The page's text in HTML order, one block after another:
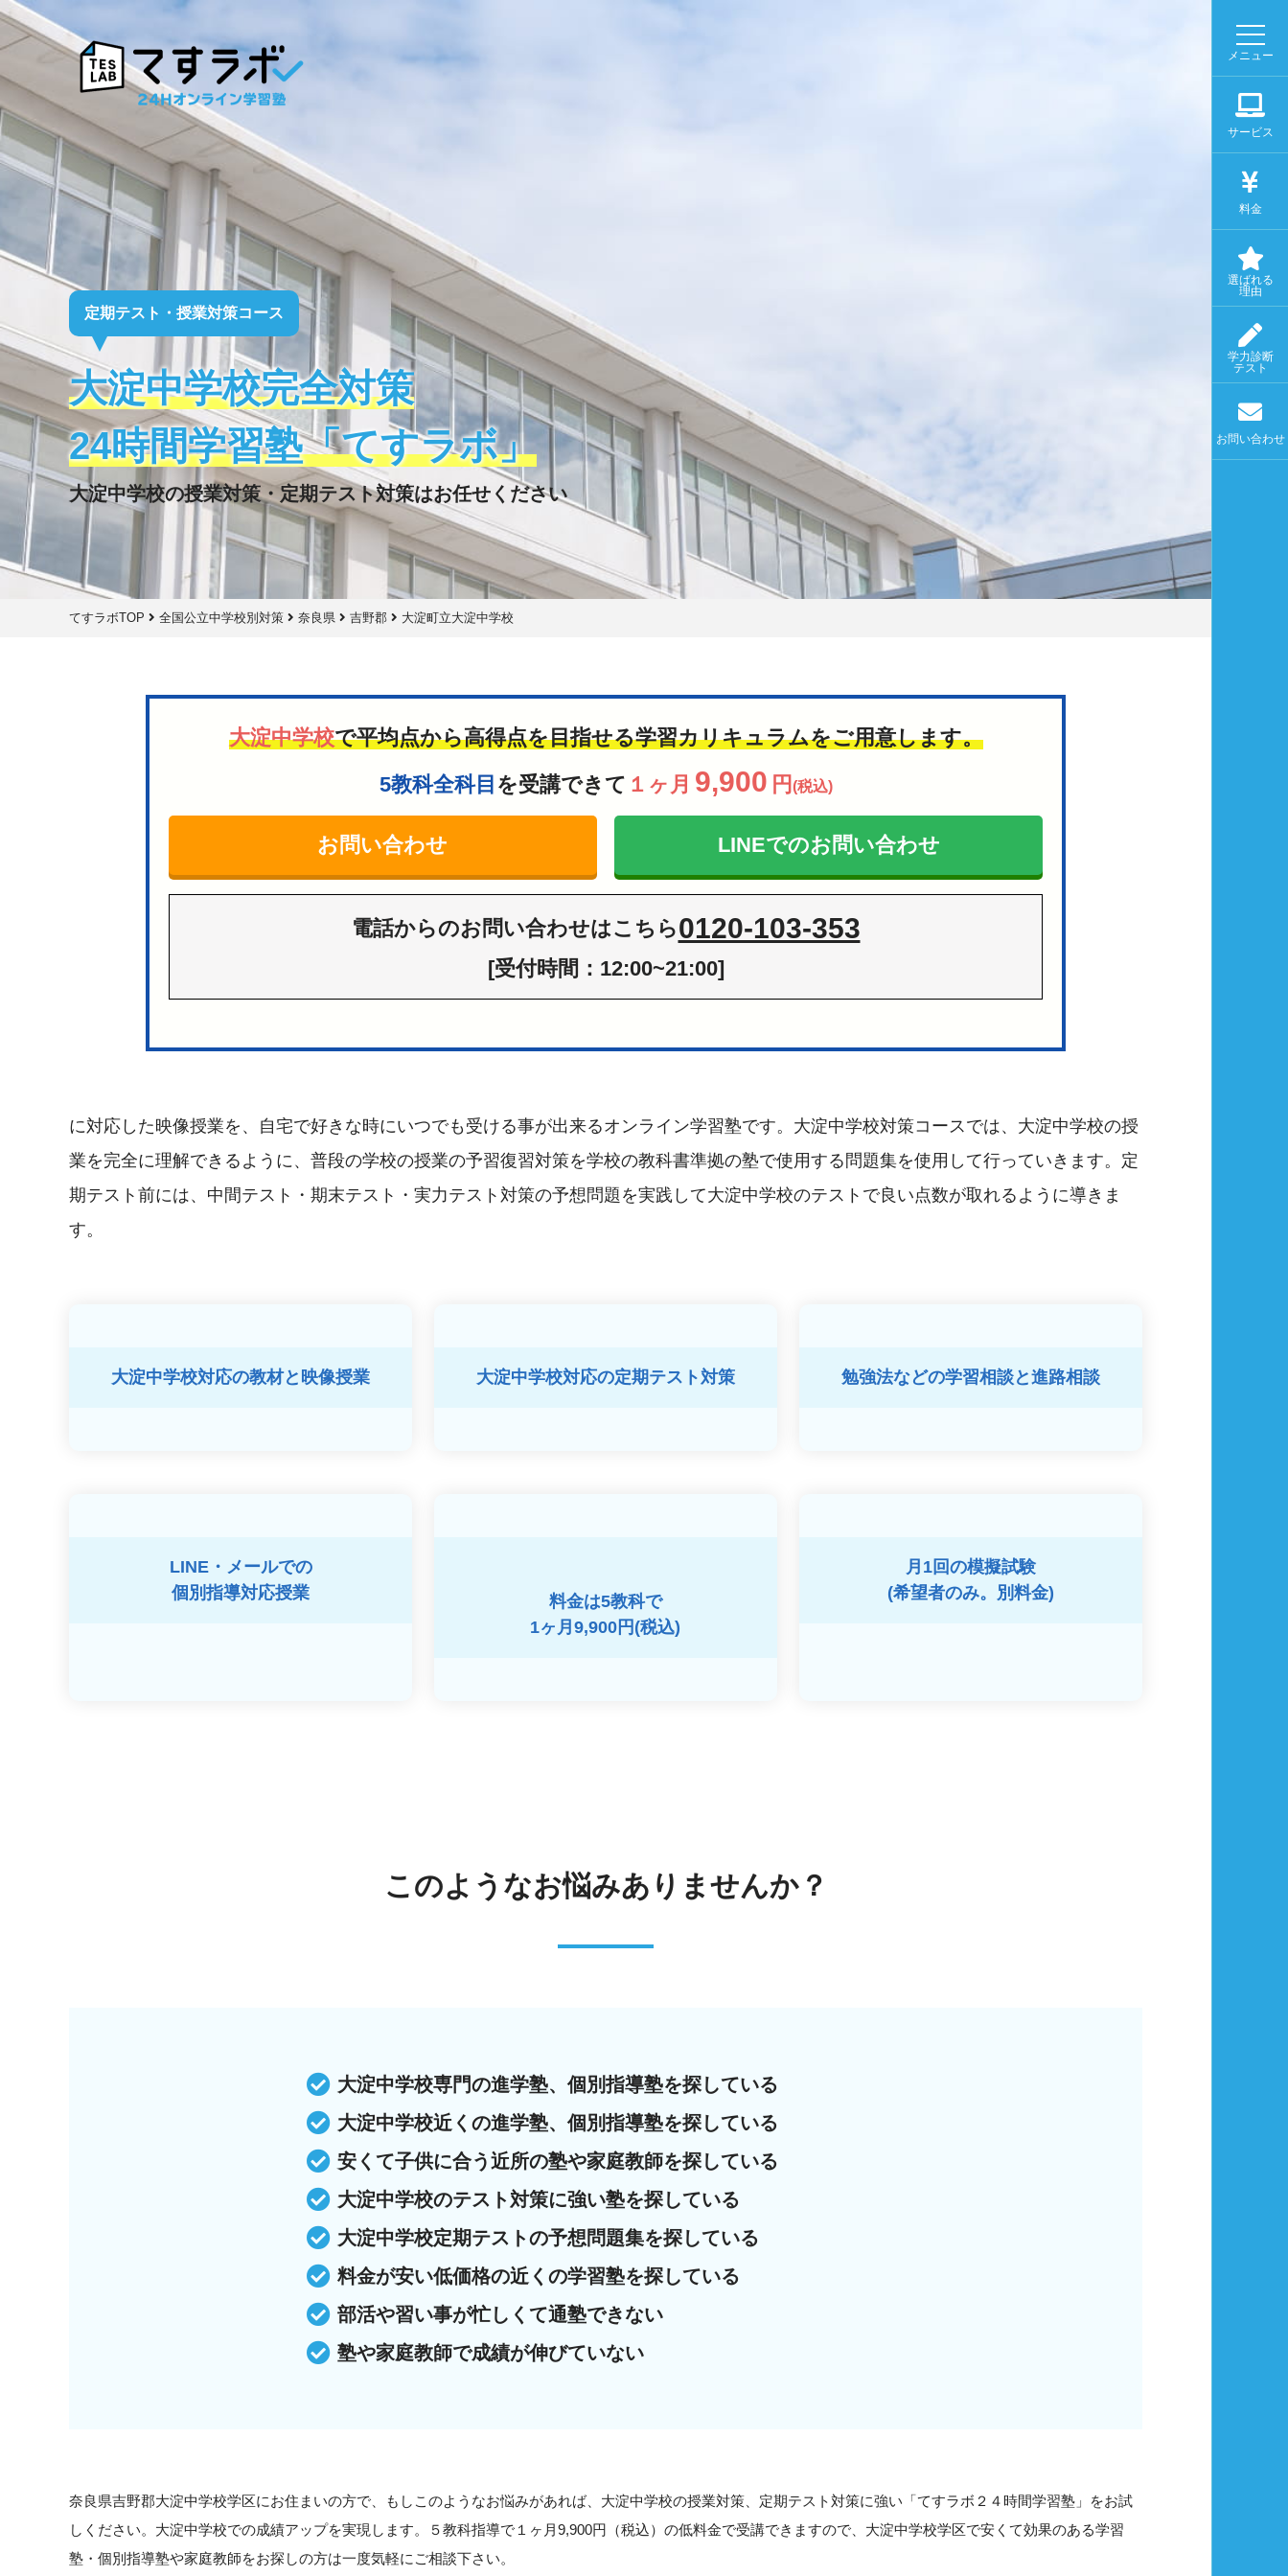
メニュー
サービス
料金
選ばれる
理由
学力診断
テスト
お問い合わせ
定期テスト・授業対策コース
大淀中学校完全対策
24時間学習塾「てすラボ」
大淀中学校の授業対策・定期テスト対策はお任せください
てすラボTOP 全国公立中学校別対策 奈良県 吉野郡 大淀町立大淀中学校
大淀中学校で平均点から高得点を目指せる学習カリキュラムをご用意します。
5教科全科目 を受講できて １ヶ月 9,900 円 (税込)
お問い合わせ LINEでのお問い合わせ
電話からのお問い合わせはこちら0120-103-353
[受付時間：12:00~21:00]
に対応した映像授業を、自宅で好きな時にいつでも受ける事が出来るオンライン学習塾です。大淀中学校対策コースでは、大淀中学校の授
業を完全に理解できるように、普段の学校の授業の予習復習対策を学校の教科書準拠の塾で使用する問題集を使用して行っていきます。定
期テスト前には、中間テスト・期末テスト・実力テスト対策の予想問題を実践して大淀中学校のテストで良い点数が取れるように導きま
す。
大淀中学校対応の教材と映像授業 大淀中学校対応の定期テスト対策 勉強法などの学習相談と進路相談
LINE・メールでの
個別指導対応授業
料金は5教科で
1ヶ月9,900円(税込)
月1回の模擬試験
(希望者のみ。別料金)
このようなお悩みありませんか？
大淀中学校専門の進学塾、個別指導塾を探している
大淀中学校近くの進学塾、個別指導塾を探している
安くて子供に合う近所の塾や家庭教師を探している
大淀中学校のテスト対策に強い塾を探している
大淀中学校定期テストの予想問題集を探している
料金が安い低価格の近くの学習塾を探している
部活や習い事が忙しくて通塾できない
塾や家庭教師で成績が伸びていない
奈良県吉野郡大淀中学校学区にお住まいの方で、もしこのようなお悩みがあれば、大淀中学校の授業対策、定期テスト対策に強い「てすラボ２４時間学習塾」をお試
しください。大淀中学校での成績アップを実現します。５教科指導で１ヶ月9,900円（税込）の低料金で受講できますので、大淀中学校学区で安くて効果のある学習
塾・個別指導塾や家庭教師をお探しの方は一度気軽にご相談下さい。